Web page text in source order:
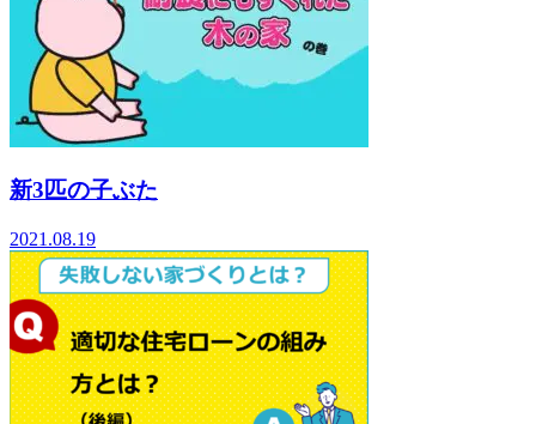
新3匹の子ぶた
2021.08.19